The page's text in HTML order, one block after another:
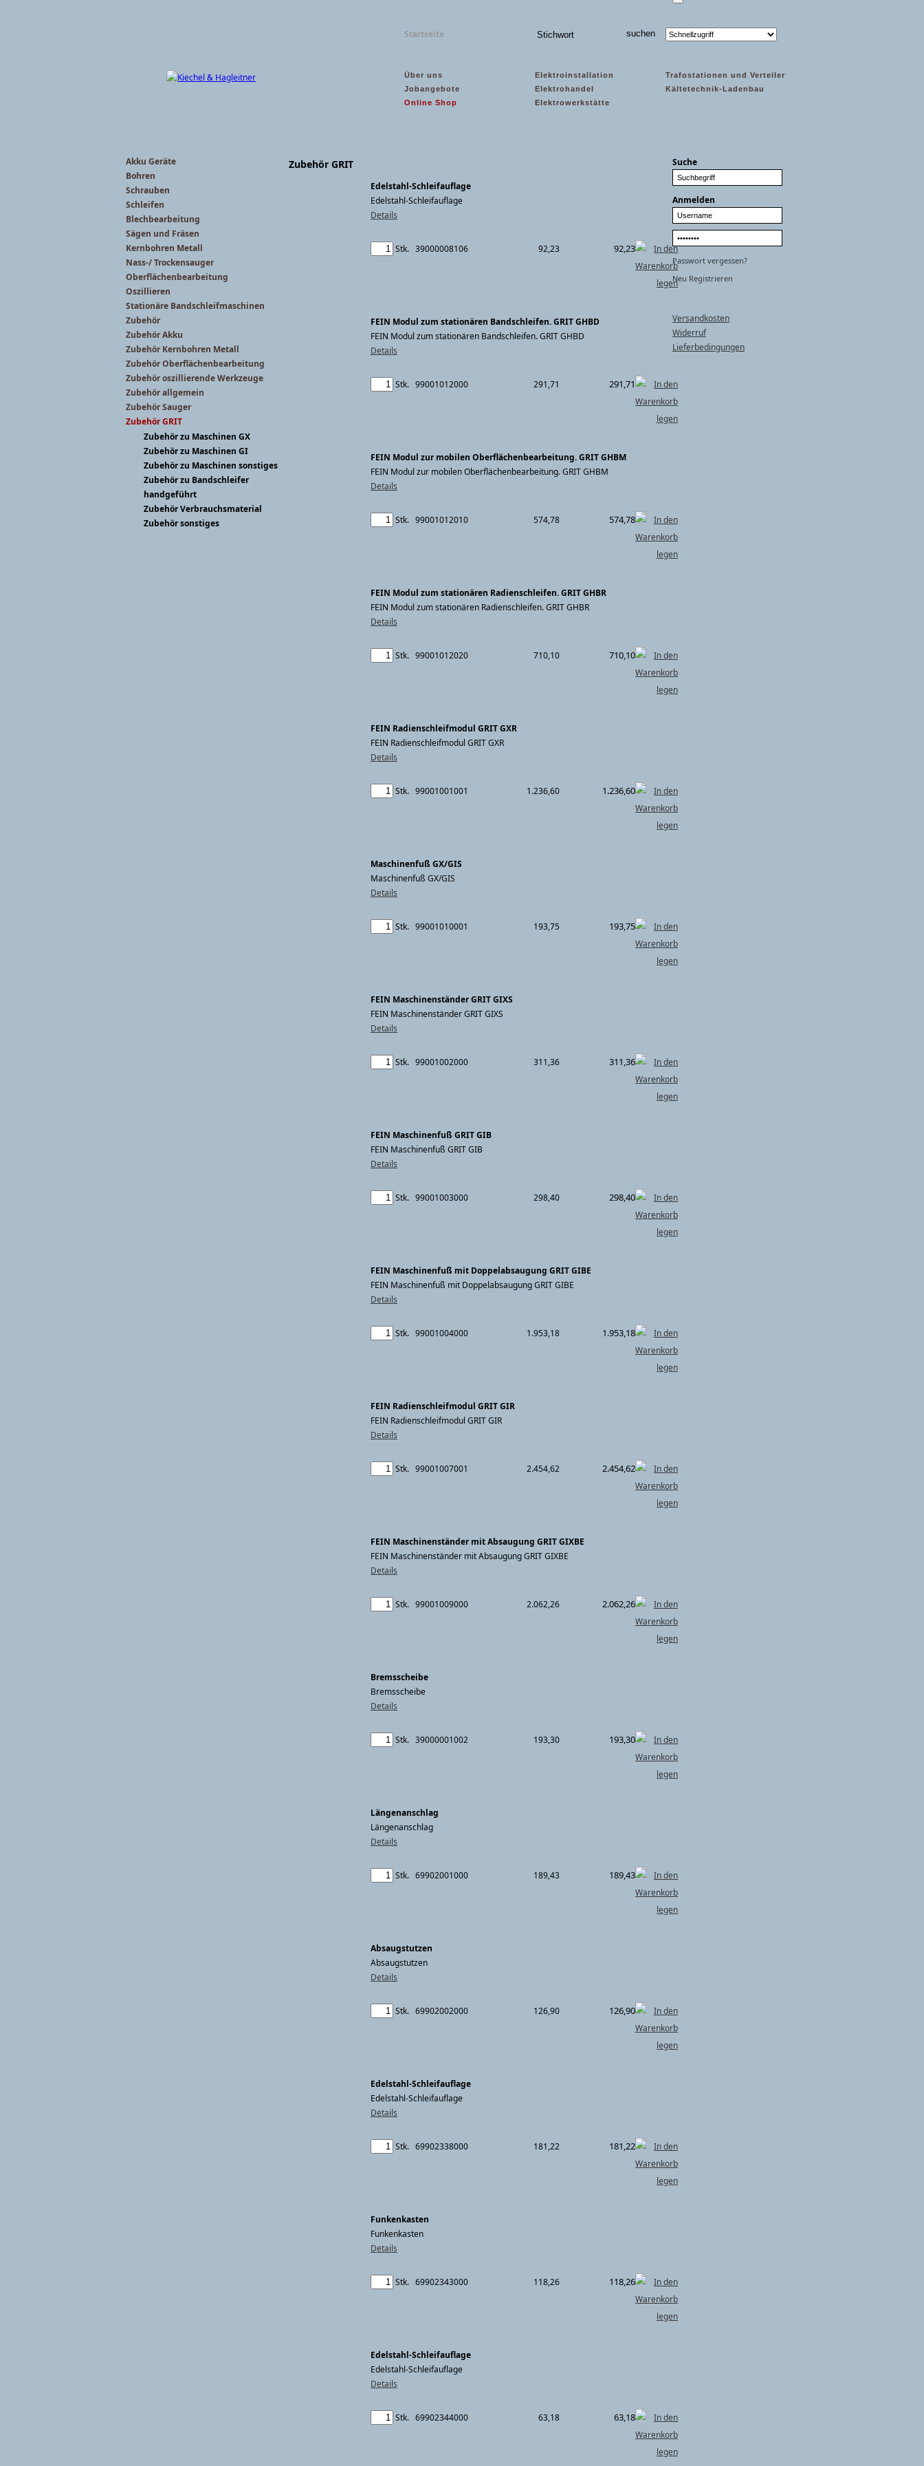
Startseite
Über uns Elektroinstallation
Trafostationen und Verteiler
Jobangebote
Elektrohandel
Kältetechnik-Ladenbau
Online Shop
Elektrowerkstätte
Akku Geräte
Bohren
Schrauben
Schleifen
Blechbearbeitung
Sägen und Fräsen
Kernbohren Metall
Nass-/ Trockensauger
Oberflächenbearbeitung
Oszillieren
Stationäre Bandschleifmaschinen
Zubehör
Zubehör Akku
Zubehör Kernbohren Metall
Zubehör Oberflächenbearbeitung
Zubehör oszillierende Werkzeuge
Zubehör allgemein
Zubehör Sauger
Zubehör GRIT
Zubehör zu Maschinen GX
Zubehör zu Maschinen GI
Zubehör zu Maschinen sonstiges
Zubehör zu Bandschleifer
handgeführt
Zubehör Verbrauchsmaterial
Zubehör sonstiges
Zubehör GRIT
Edelstahl-Schleifauflage
Edelstahl-Schleifauflage
Details
Stk. 39000008106 92,23 92,23
FEIN Modul zum stationären Bandschleifen. GRIT GHBD
FEIN Modul zum stationären Bandschleifen. GRIT GHBD
Details
Stk. 99001012000 291,71 291,71
FEIN Modul zur mobilen Oberflächenbearbeitung. GRIT GHBM
FEIN Modul zur mobilen Oberflächenbearbeitung. GRIT GHBM
Details
Stk. 99001012010 574,78 574,78
FEIN Modul zum stationären Radienschleifen. GRIT GHBR
FEIN Modul zum stationären Radienschleifen. GRIT GHBR
Details
Stk. 99001012020 710,10 710,10
FEIN Radienschleifmodul GRIT GXR
FEIN Radienschleifmodul GRIT GXR
Details
Stk. 99001001001 1.236,60 1.236,60
Maschinenfuß GX/GIS
Maschinenfuß GX/GIS
Details
Stk. 99001010001 193,75 193,75
FEIN Maschinenständer GRIT GIXS
FEIN Maschinenständer GRIT GIXS
Details
Stk. 99001002000 311,36 311,36
FEIN Maschinenfuß GRIT GIB
FEIN Maschinenfuß GRIT GIB
Details
Stk. 99001003000 298,40 298,40
FEIN Maschinenfuß mit Doppelabsaugung GRIT GIBE
FEIN Maschinenfuß mit Doppelabsaugung GRIT GIBE
Details
Stk. 99001004000 1.953,18 1.953,18
FEIN Radienschleifmodul GRIT GIR
FEIN Radienschleifmodul GRIT GIR
Details
Stk. 99001007001 2.454,62 2.454,62
FEIN Maschinenständer mit Absaugung GRIT GIXBE
FEIN Maschinenständer mit Absaugung GRIT GIXBE
Details
Stk. 99001009000 2.062,26 2.062,26
Bremsscheibe
Bremsscheibe
Details
Stk. 39000001002 193,30 193,30
Längenanschlag
Längenanschlag
Details
Stk. 69902001000 189,43 189,43
Absaugstutzen
Absaugstutzen
Details
Stk. 69902002000 126,90 126,90
Edelstahl-Schleifauflage
Edelstahl-Schleifauflage
Details
Stk. 69902338000 181,22 181,22
Funkenkasten
Funkenkasten
Details
Stk. 69902343000 118,26 118,26
Edelstahl-Schleifauflage
Edelstahl-Schleifauflage
Details
Stk. 69902344000 63,18 63,18
Suche
Anmelden
Passwort vergessen?
Neu Registrieren
Versandkosten
Widerruf
Lieferbedingungen